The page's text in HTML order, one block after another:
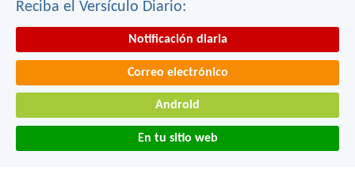
Reciba el Versículo Diario:
Notificación diaria
Correo electrónico
Android
En tu sitio web